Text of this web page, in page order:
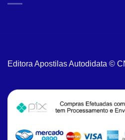
Editora Apostilas Autodidata ©